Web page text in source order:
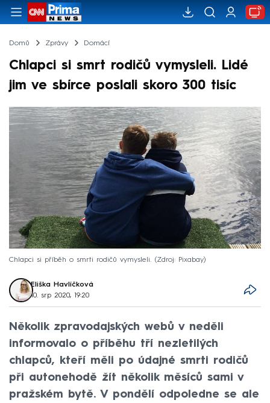
Domů Zprávy Domácí
Chlapci si smrt rodičů vymysleli. Lidé
jim ve sbírce poslali skoro 300 tisíc
Chlapci si příběh o smrti rodičů vymysleli. Zdroj: Pixabay
Eliška Havlíčková
10. srp 2020, 19:20
Několik zpravodajských webů v neděli
informovalo o příběhu tří nezletilých
chlapců, kteří měli po údajné smrti rodičů
při autonehodě žít několik měsíců sami v
pražském bytě. V pondělí odpoledne se ale